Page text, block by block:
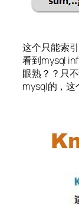
这个只能索
看到mysql
眼熟？？只
mysql的，这